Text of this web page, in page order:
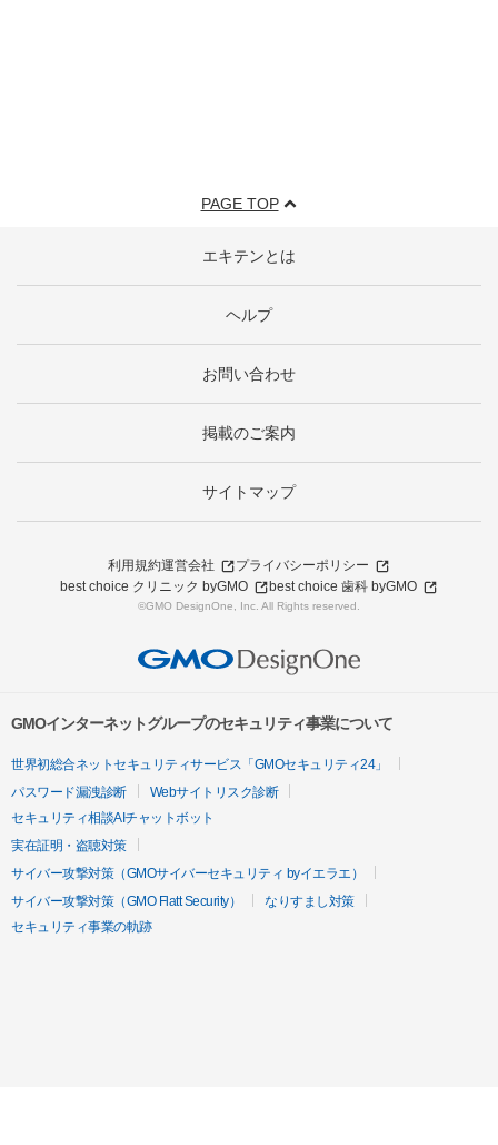
PAGE TOP
エキテンとは
ヘルプ
お問い合わせ
掲載のご案内
サイトマップ
利用規約運営会社
プライバシーポリシー
best choice クリニック byGMO
best choice 歯科 byGMO
©GMO DesignOne, Inc. All Rights reserved.
GMOインターネットグループのセキュリティ事業について
世界初総合ネットセキュリティサービス「GMOセキュリティ24」
パスワード漏洩診断
Webサイトリスク診断
セキュリティ相談AIチャットボット
実在証明・盗聴対策
サイバー攻撃対策（GMOサイバーセキュリティ byイエラエ）
サイバー攻撃対策（GMO Flatt Security）
なりすまし対策
セキュリティ事業の軌跡